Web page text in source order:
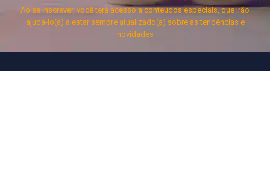
Ao se inscrever, você terá acesso a conteúdos especiais, que irão
ajudá-lo(a) a estar sempre atualizado(a) sobre as tendências e
novidades